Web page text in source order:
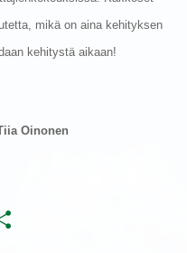
mikä on aina kehityksen
kehitystä aikaan!
Oinonen